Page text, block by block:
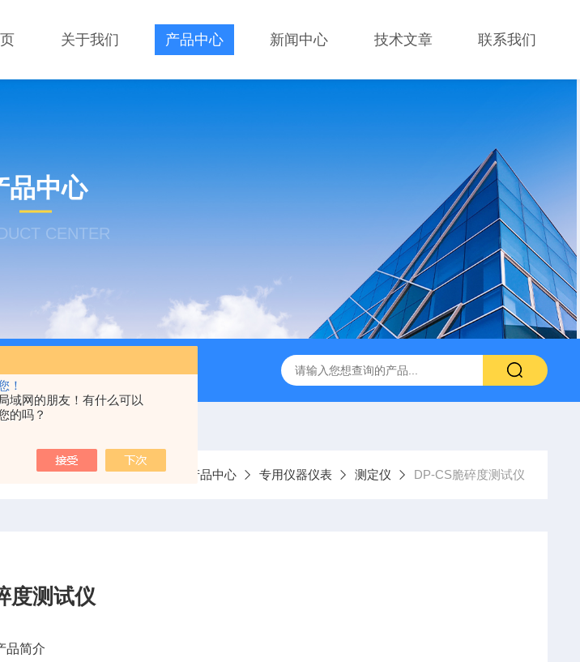
！
域网的朋友！有什么可以
的吗？
关于我们 产品中心 新闻中心 技术文章 联系我们
品中心
CENTER
DP-BCGY-1便携式测仪/测仪 DP-DFYF-109ZS
当前位置：首页 产品中心 专用仪器仪表 测定仪 DP-CS脆碎度测试仪
度测试仪
品简介